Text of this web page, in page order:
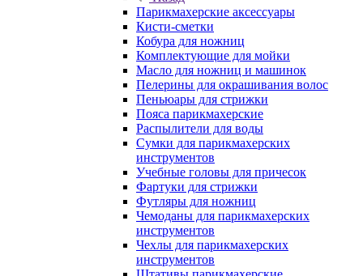
Парикмахерские аксессуары
Кисти-сметки
Кобура для ножниц
Комплектующие для мойки
Масло для ножниц и машинок
Пелерины для окрашивания волос
Пеньюары для стрижки
Пояса парикмахерские
Распылители для воды
Сумки для парикмахерских
инструментов
Учебные головы для причесок
Фартуки для стрижки
Футляры для ножниц
Чемоданы для парикмахерских
инструментов
Чехлы для парикмахерских
инструментов